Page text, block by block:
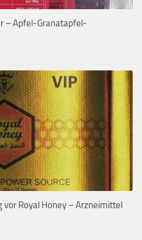
– Apfel-Granatapfel-
vor Royal Honey – Arzneimittel